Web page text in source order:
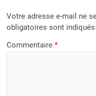
Votre adresse e-mail ne
obligatoires sont
Commentaire*